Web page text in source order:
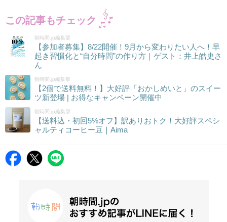
この記事もチェック
朝時間.jp編集部
【参加者募集】8/22開催！9月から変わりたい人へ！早
起き習慣化と“自分時間”の作り方｜ゲスト：井上皓史さ
ん
朝時間.jp編集部
【2個で送料無料！】大好評「おかしめいと」のスイー
ツ新登場 | お得なキャンペーン開催中
朝時間.jp編集部
【送料込・初回5%オフ】訳ありおトク！大好評スペシ
ャルティコーヒー豆｜Aima